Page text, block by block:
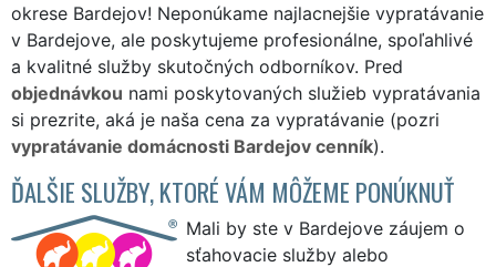
okrese Bardejov! Neponúkame najlacnejšie vypratávanie
v Bardejove, ale poskytujeme profesionálne, spoľahlivé
a kvalitné služby skutočných odborníkov. Pred
objednávkou nami poskytovaných služieb vypratávania
si prezrite, aká je naša cena za vypratávanie (pozri
vypratávanie domácnosti Bardejov cenník).
ĎALŠIE SLUŽBY, KTORÉ VÁM MÔŽEME PONÚKNUŤ
Mali by ste v Bardejove záujem o
sťahovacie služby alebo